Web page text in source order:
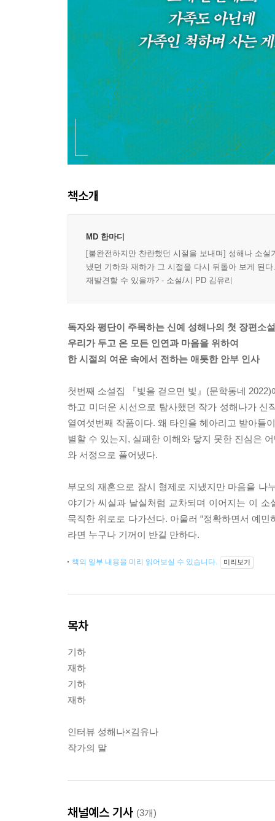
책소개
MD 한마디
[불완전하지만 찬란했던 시절을 보내며] 성해나 소
냈던 기하와 재하가 그 시절을 다시 뒤돌아 보게 된
재발견할 수 있을까? - 소설/시 PD 김유리
독자와 평단이 주목하는 신예 성해나의 첫 장편소설
우리가 두고 온 모든 인연과 마음을 위하여
한 시절의 여운 속에서 전하는 애틋한 안부 인사
첫번째 소설집 『빛을 걷으면 빛』(문학동네
하고 미더운 시선으로 탐사했던 작가 성해나가
열여섯번째 작품이다. 왜 타인을 헤아리고 받아들
별할 수 있는지, 실패한 이해와 닿지 못한 진심은
와 서정으로 풀어냈다.
부모의 재혼으로 잠시 형제로 지냈지만 마음을 나
야기가 씨실과 날실처럼 교차되며 이어지는 이
묵직한 위로로 다가선다. 아울러 “정확하면서 예
라면 누구나 기꺼이 반길 만하다.
책의 일부 내용을 미리 읽어보실 수 있습니다. 미리보기
목차
기하
재하
기하
재하
인터뷰 성해나×김유나
작가의 말
채널예스 기사 (3개)